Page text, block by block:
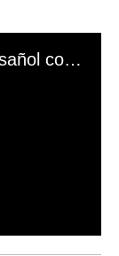
El mal momento de Yanina Gasañol con un hincha argentino en "Subrayado"